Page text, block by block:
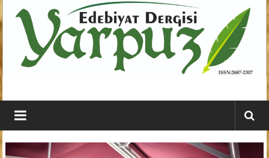
geç
YARPUZ
Edebiyat
Dergisi